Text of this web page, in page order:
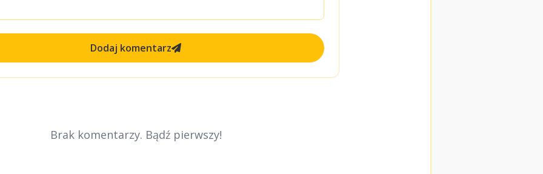
Dodaj komentarz
Brak komentarzy. Bądź pierwszy!